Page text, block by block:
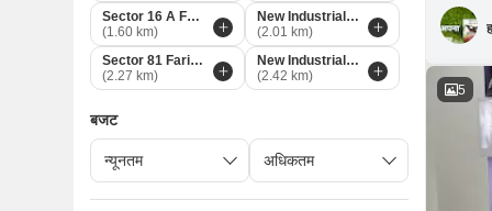
5
Sector 16 A Faridabad
(1.60 km)
New Industrial Township 5 Faridabad
(2.01 km)
Sector 81 Faridabad
(2.27 km)
New Industrial Township Faridabad
(2.42 km)
बजट